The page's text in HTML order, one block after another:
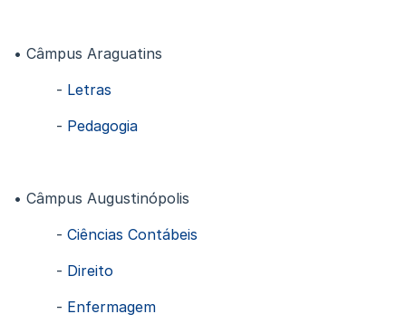
• Câmpus Araguatins
- Letras
- Pedagogia
• Câmpus Augustinópolis
-Ciências Contábeis
- Direito
- Enfermagem